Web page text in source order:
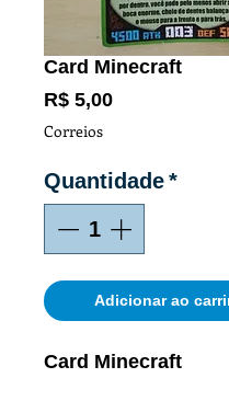
Card Minecraft
R$ 5,00Preço
Correios
Quantidade*
Adicionar ao
Card Minecraft